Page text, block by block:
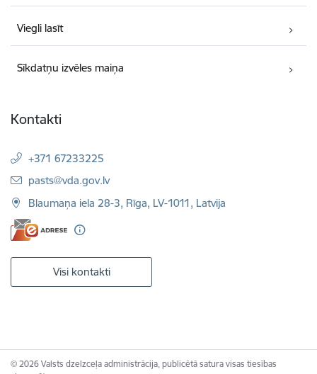
Viegli lasīt
Sīkdatņu izvēles maiņa
Kontakti
+371 67233225
E-pasts:
pasts@vda.gov.lv
Blaumaņa iela 28-3, Rīga, LV-1011, Latvija
Visi kontakti
© 2026 Valsts dzelzceļa administrācija, publicētā satura visas tiesības